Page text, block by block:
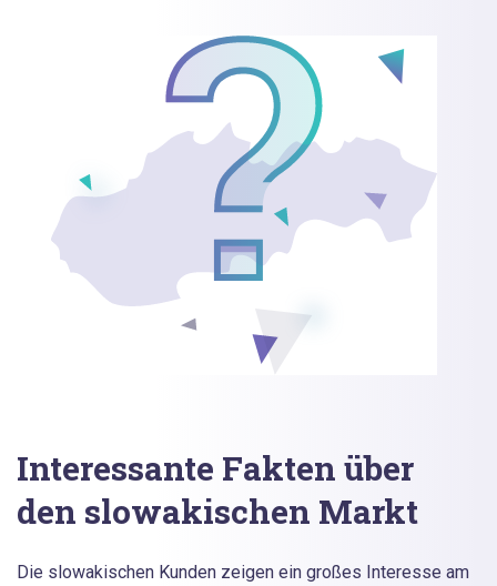
Interessante Fakten über
den slowakischen Markt
Die slowakischen Kunden zeigen ein großes Interesse am